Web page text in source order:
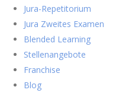
Jura-Repetitorium
Jura Zweites Examen
Blended Learning
Stellenangebote
Franchise
Blog